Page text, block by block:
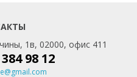
1в, 02000, офис 411
98 12